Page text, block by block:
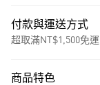
付款與運送方式
超取滿NT$1,500免運
商品特色